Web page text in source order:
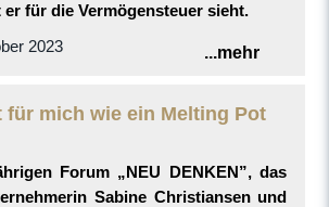
für die Vermögensteuer sieht.
2023
...mehr
für mich wie ein Melting Pot
Forum „NEU DENKEN”, das
Sabine Christiansen und